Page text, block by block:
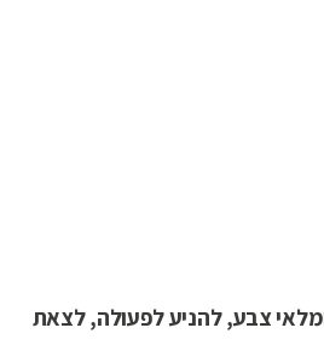
צבע, להניע לפעולה, לצאת